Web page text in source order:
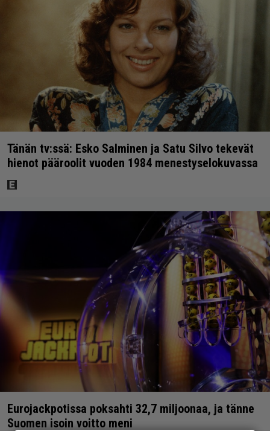
Tänän tv:ssä: Esko Salminen ja Satu Silvo tekevät
hienot pääroolit vuoden 1984 menestyselokuvassa
Eurojackpotissa poksahti 32,7 miljoonaa, ja tänne
Suomen isoin voitto meni